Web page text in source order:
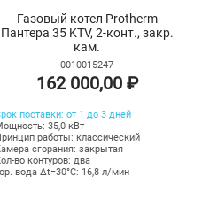
Газовый котел Protherm
Пантера 35 KTV, 2-конт., закр.
кам.
0010015247
162 000,00 ₽
поставки: от 1 до 3 дней
35,0 кВт
работы: классический
сгорания: закрытая
во контуров: два
вода Δt=30°C: 16,8 л/мин